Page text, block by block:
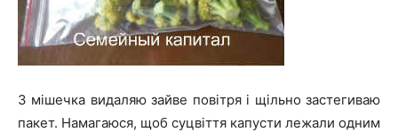
З мішечка видаляю зайве повітря і щільно застегиваю
пакет. Намагаюся, щоб суцвіття капусти лежали одним